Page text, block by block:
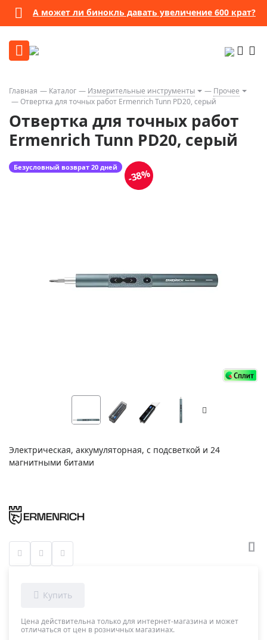
А может ли бинокль давать увеличение 600 крат?
Главная Каталог Измерительные инструменты
Прочее
Отвертка для точных работ Ermenrich Tunn PD20, серый
Отвертка для точных работ
Ermenrich Tunn PD20, серый
Безусловный возврат 20 дней -38%
Электрическая, аккумуляторная, с подсветкой и 24
магнитными битами
Цена действительна только для интернет-магазина и может
отличаться от цен в розничных магазинах.